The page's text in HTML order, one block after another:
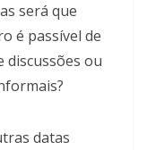
será que
é passível de
discussões ou
datas